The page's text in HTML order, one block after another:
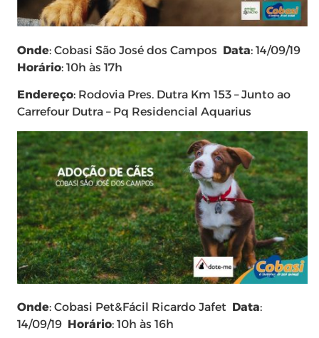
Onde: Cobasi São José dos Campos Data: 14/09/19
Horário: 10h às 17h
Endereço: Rodovia Pres. Dutra Km 153 – Junto ao
Carrefour Dutra – Pq Residencial Aquarius
Onde: Cobasi Pet&Fácil Ricardo Jafet Data:
14/09/19 Horário: 10h às 16h